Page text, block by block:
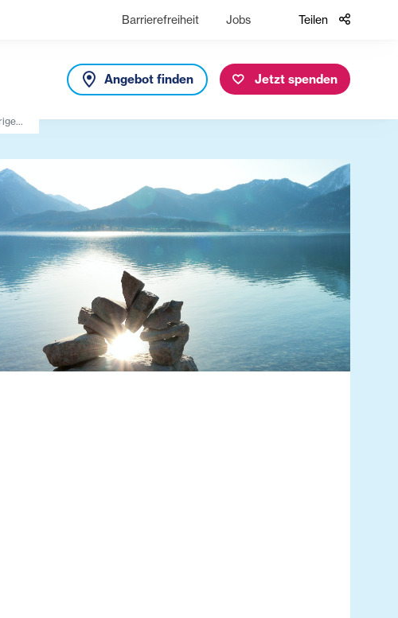
Barrierefreiheit Jobs Teilen
Angebot finden Jetzt spenden